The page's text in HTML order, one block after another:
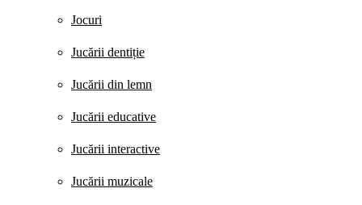
Jocuri
Jucării dentiție
Jucării din lemn
Jucării educative
Jucării interactive
Jucării muzicale